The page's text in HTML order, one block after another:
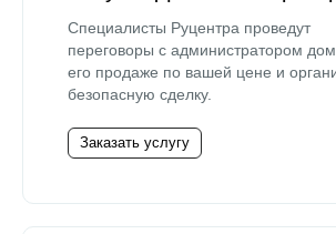
Специалисты Руцентра проведут
переговоры с администратором
его продаже по вашей цене и
безопасную сделку.
Заказать услугу